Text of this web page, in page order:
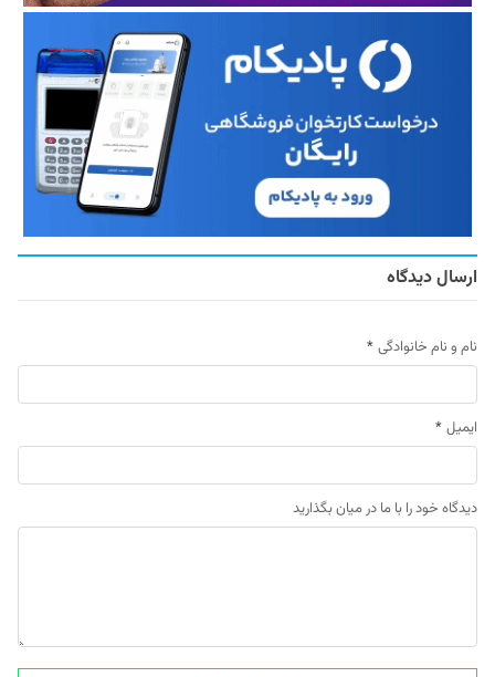
ارسال دیدگاه
نام و نام خانوادگی *
ایمیل *
دیدگاه خود را با ما در میان بگذارید